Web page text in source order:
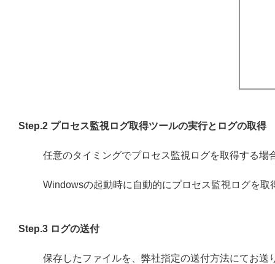
Step.2 プロセス監視ログ取得ツールの実行とログの取得
任意のタイミングでプロセス監視ログを取得する場
Windowsの起動時に自動的にプロセス監視ログを取
Step.3 ログの送付
保存したファイルを、弊社指定の送付方法にてお